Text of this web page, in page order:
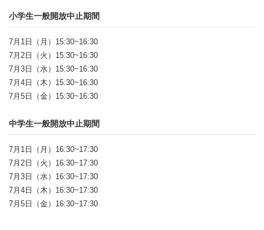
小学生一般開放中止期間
7月1日（月）15:30~16:30
7月2日（火）15:30~16:30
7月3日（水）15:30~16:30
7月4日（木）15:30~16:30
7月5日（金）15:30~16:30
中学生一般開放中止期間
7月1日（月）16:30~17:30
7月2日（火）16:30~17:30
7月3日（水）16:30~17:30
7月4日（木）16:30~17:30
7月5日（金）16:30~17:30